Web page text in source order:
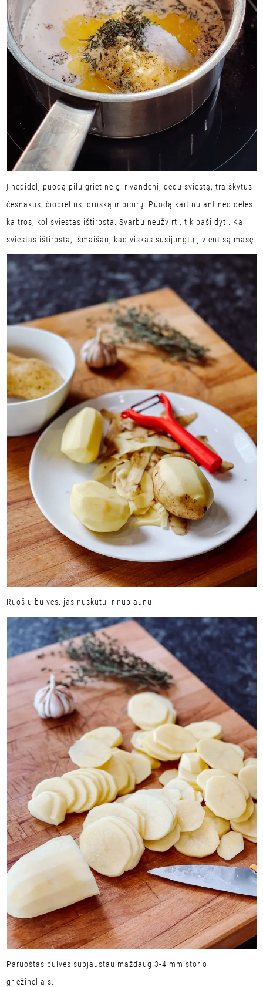
Į nedidelį puodą pilu grietinėlę ir vandenį, dedu sviestą, traiškytus
česnakus, čiobrelius, druską ir pipirų. Puodą kaitinu ant nedidelės
kaitros, kol sviestas ištirpsta. Svarbu neužvirti, tik pašildyti. Kai
sviestas ištirpsta, išmaišau, kad viskas susijungtų į vientisą masę.
Ruošiu bulves: jas nuskutu ir nuplaunu.
Paruoštas bulves supjaustau maždaug 3-4 mm storio
griežinėliais.